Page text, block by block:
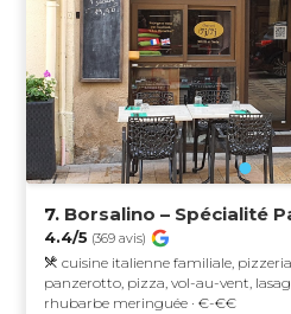
7. Borsalino – Spécialité
4.4/5 (369 avis)
cuisine italienne familiale,
panzerotto, pizza, vol-au-vent,
rhubarbe meringuée · €-€€